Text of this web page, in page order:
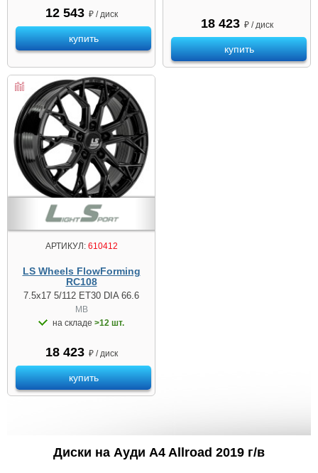
12 543 ₽ / диск
купить
18 423 ₽ / диск
купить
АРТИКУЛ:610412
LS Wheels FlowForming
RC108
7.5x17 5/112 ET30 DIA 66.6
MB
на складе >12 шт.
18 423 ₽ / диск
купить
Диски на Ауди A4 Allroad 2019 г/в